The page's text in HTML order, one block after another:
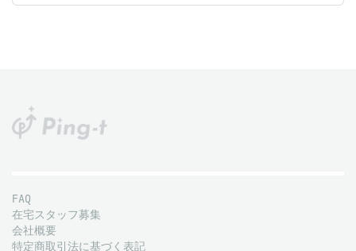
FAQ
在宅スタッフ募集
会社概要
特定商取引法に基づく表記